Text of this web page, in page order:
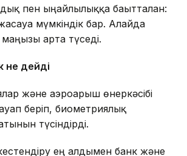
пен ыңғайлылыққа бағытталған:
мүмкіндік бар. Алайда
маңызы арта түседі.
не дейді
және аэроғарыш өнеркәсібі
беріп, биометриялық
түсіндірді.
ең алдымен банк және